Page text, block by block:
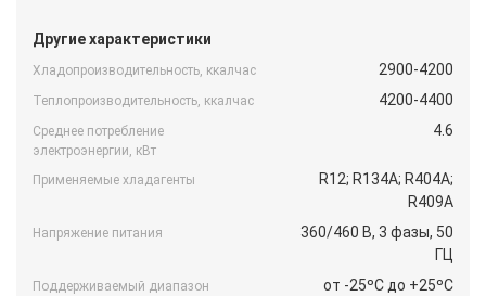
Другие характеристики
Хладопроизводительность, ккалчас 2900-4200
Теплопроизводительность, ккалчас 4200-4400
Среднее потребление
электроэнергии, кВт
4.6
Применяемые хладагенты
R12; R134A; R404A;
R409A
Напряжение питания
360/460 B, 3 фазы, 50
ГЦ
Поддерживаемый диапазон
от -25ºС до +25ºС